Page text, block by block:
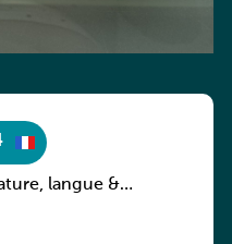
langue &